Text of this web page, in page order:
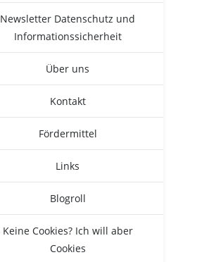
News­let­ter Daten­schutz und
Informationssicherheit
Über uns
Kon­takt
För­der­mit­tel
Links
Blogroll
Kei­ne Coo­kies? Ich will aber
Cookies